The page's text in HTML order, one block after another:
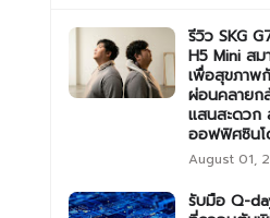
รีวิว SKG
H5 Mini สม
เพื่อสุขภา
ผ่อนคลายก
แสนสะดวก
ออฟฟิศซินโ
August 01,
รับมือ Q-